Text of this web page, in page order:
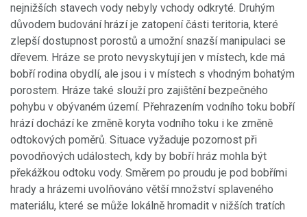
nejnižších stavech vody nebyly vchody odkryté. Druhým
důvodem budování hrází je zatopení části teritoria, které
zlepší dostupnost porostů a umožní snazší manipulaci se
dřevem. Hráze se proto nevyskytují jen v místech, kde má
bobří rodina obydlí, ale jsou i v místech s vhodným bohatým
porostem. Hráze také slouží pro zajištění bezpečného
pohybu v obývaném území. Přehrazením vodního toku bobří
hrází dochází ke změně koryta vodního toku i ke změně
odtokových poměrů. Situace vyžaduje pozornost při
povodňových událostech, kdy by bobří hráz mohla být
překážkou odtoku vody. Směrem po proudu je pod bobřími
hrady a hrázemi uvolňováno větší množství splaveného
materiálu, které se může lokálně hromadit v nižších tratích